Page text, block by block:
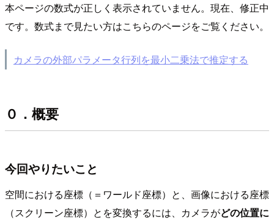
本ページの数式が正しく表示されていません。現在、修正中
です。数式まで見たい方はこちらのページをご覧ください。
カメラの外部パラメータ行列を最小二乗法で推定する
０．概要
今回やりたいこと
空間における座標（＝ワールド座標）と、画像における座標
（スクリーン座標）とを変換するには、カメラがどの位置に